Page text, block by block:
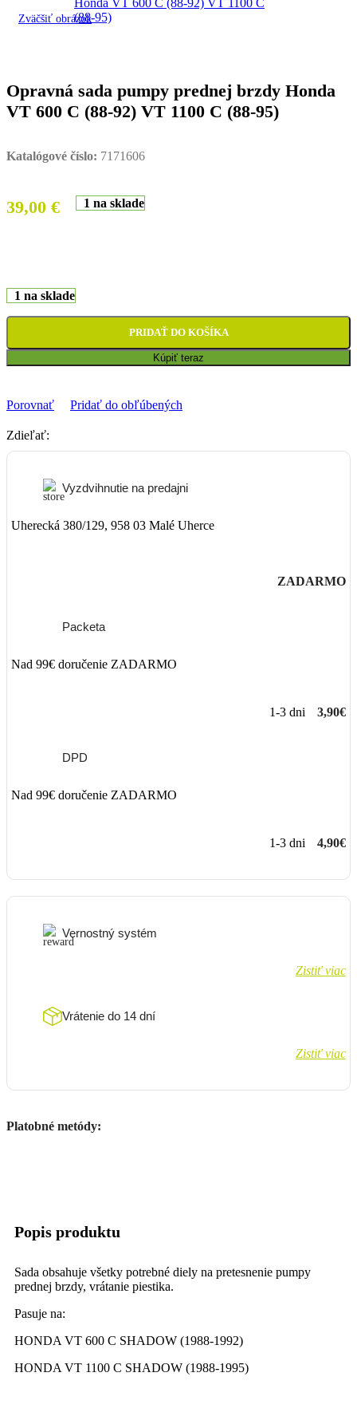
Zväčšiť obrázok
Opravná sada pumpy prednej brzdy Honda
VT 600 C (88-92) VT 1100 C (88-95)
Katalógové číslo: 7171606
39,00 € 1 na sklade
1 na sklade
PRIDAŤ DO KOŠÍKA
Kúpiť teraz
Porovnať Pridať do obľúbených
Zdieľať:
Vyzdvihnutie na predajni
Uherecká 380/129, 958 03 Malé Uherce
ZADARMO
Packeta
Nad 99€ doručenie ZADARMO
1-3 dni 3,90€
DPD
Nad 99€ doručenie ZADARMO
1-3 dni 4,90€
Vernostný systém
Zistiť viac
Vrátenie do 14 dní
Zistiť viac
Platobné metódy:
Popis produktu
Sada obsahuje všetky potrebné diely na pretesnenie pumpy
prednej brzdy, vrátanie piestika.
Pasuje na:
HONDA VT 600 C SHADOW (1988-1992)
HONDA VT 1100 C SHADOW (1988-1995)